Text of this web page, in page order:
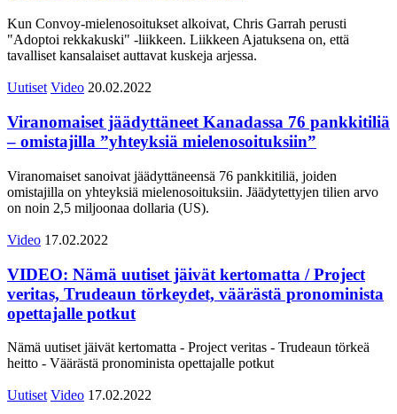
Kun Convoy-mielenosoitukset alkoivat, Chris Garrah perusti
"Adoptoi rekkakuski" -liikkeen. Liikkeen Ajatuksena on, että
tavalliset kansalaiset auttavat kuskeja arjessa.
Uutiset Video 20.02.2022
Viranomaiset jäädyttäneet Kanadassa 76 pankkitiliä
– omistajilla ”yhteyksiä mielenosoituksiin”
Viranomaiset sanoivat jäädyttäneensä 76 pankkitiliä, joiden
omistajilla on yhteyksiä mielenosoituksiin. Jäädytettyjen tilien arvo
on noin 2,5 miljoonaa dollaria (US).
Video 17.02.2022
VIDEO: Nämä uutiset jäivät kertomatta / Project
veritas, Trudeaun törkeydet, väärästä pronominista
opettajalle potkut
Nämä uutiset jäivät kertomatta - Project veritas - Trudeaun törkeä
heitto - Väärästä pronominista opettajalle potkut
Uutiset Video 17.02.2022